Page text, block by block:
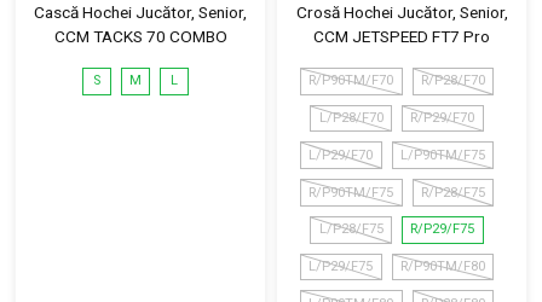
Cască Hochei Jucător, Senior,
CCM TACKS 70 COMBO
S M L
Crosă Hochei Jucător, Senior,
CCM JETSPEED FT7 Pro
R/P90TM/F70 R/P28/F70
L/P28/F70 R/P29/F70
L/P29/F70 L/P90TM/F75
R/P90TM/F75 R/P28/F75
L/P28/F75 R/P29/F75
L/P29/F75 R/P90TM/F80